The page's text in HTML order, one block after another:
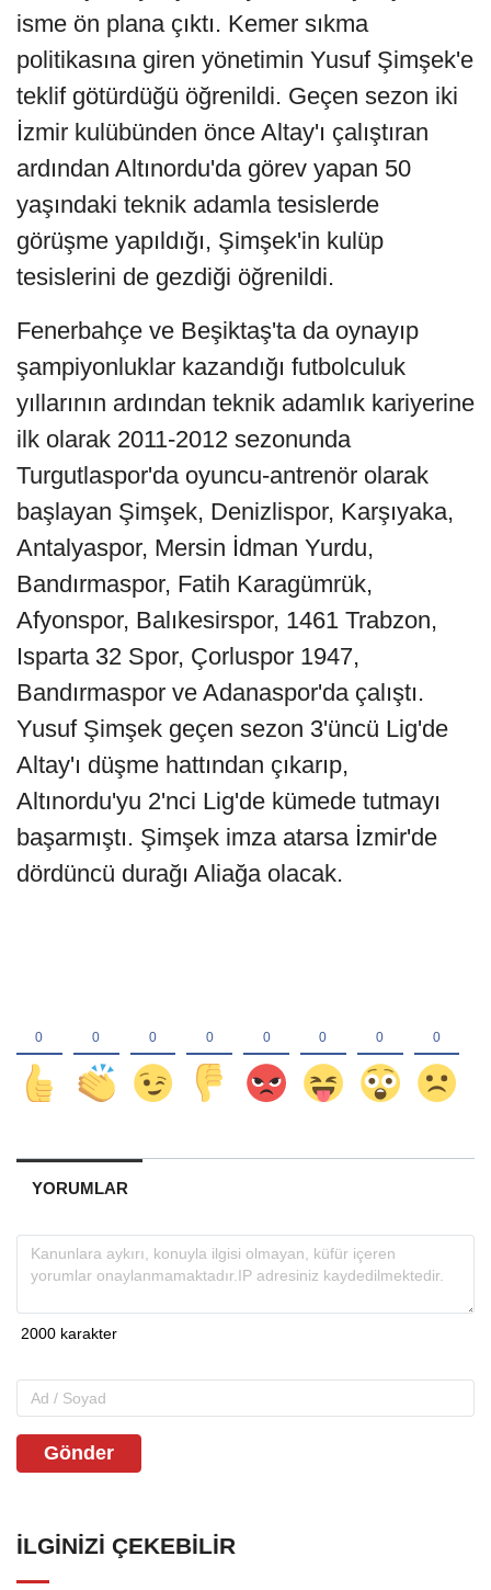
isme ön plana çıktı. Kemer sıkma
politikasına giren yönetimin Yusuf Şimşek'e
teklif götürdüğü öğrenildi. Geçen sezon iki
İzmir kulübünden önce Altay'ı çalıştıran
ardından Altınordu'da görev yapan 50
yaşındaki teknik adamla tesislerde
görüşme yapıldığı, Şimşek'in kulüp
tesislerini de gezdiği öğrenildi.
Fenerbahçe ve Beşiktaş'ta da oynayıp
şampiyonluklar kazandığı futbolculuk
yıllarının ardından teknik adamlık kariyerine
ilk olarak 2011-2012 sezonunda
Turgutlaspor'da oyuncu-antrenör olarak
başlayan Şimşek, Denizlispor, Karşıyaka,
Antalyaspor, Mersin İdman Yurdu,
Bandırmaspor, Fatih Karagümrük,
Afyonspor, Balıkesirspor, 1461 Trabzon,
Isparta 32 Spor, Çorluspor 1947,
Bandırmaspor ve Adanaspor'da çalıştı.
Yusuf Şimşek geçen sezon 3'üncü Lig'de
Altay'ı düşme hattından çıkarıp,
Altınordu'yu 2'nci Lig'de kümede tutmayı
başarmıştı. Şimşek imza atarsa İzmir'de
dördüncü durağı Aliağa olacak.
YORUMLAR
Gönder
İLGINIZI ÇEKEBILIR